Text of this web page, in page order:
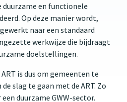
duurzame en functionele
Op deze manier wordt,
naar een standaard
werkwijze die bijdraagt
doelstellingen.
is dus om gemeenten te
slag te gaan met de ART. Zo
duurzame GWW-sector.